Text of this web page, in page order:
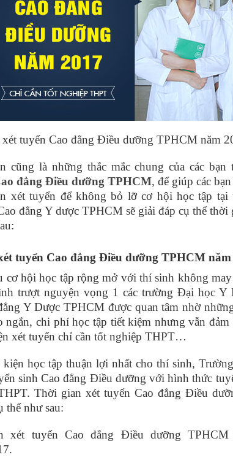
tuyển Cao đẳng Điều dưỡng TPHCM năm
cũng là những thắc mắc chung của các
đẳng Điều dưỡng TPHCM, để giúp các
xét tuyển để không bỏ lỡ cơ hội học tập tại
đẳng Y dược TPHCM sẽ giải đáp cụ thể thời
tuyển Cao đẳng Điều dưỡng TPHCM năm
cơ hội học tập rộng mở với thí sinh không
trượt nguyện vọng 1 các trường Đại học Y
Y Dược TPHCM được quan tâm nhờ
ngắn, chi phí học tập tiết kiệm nhưng vẫn đảm
xét tuyển chỉ cần tốt nghiệp THPT…
học tập thuận lợi nhất cho thí sinh,
sinh Cao đẳng Điều dưỡng với hình thức
Thời gian xét tuyển Cao đẳng Điều
thể như sau:
xét tuyển Cao đẳng Điều dưỡng